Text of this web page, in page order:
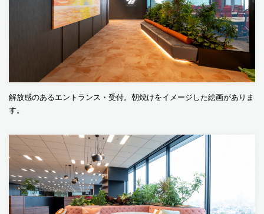
解放感のあるエントランス・受付。朝焼けをイメージした絵画がありま
す。